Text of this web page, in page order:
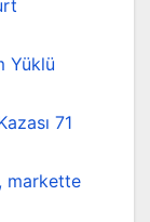
Yüklü
71
markette